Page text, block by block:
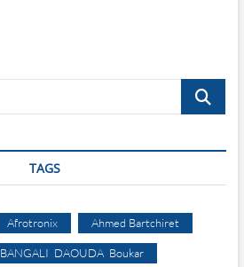
Recherche
TAGS
Afrotronix Ahmed Bartchiret
BANGALI DAOUDA Boukar